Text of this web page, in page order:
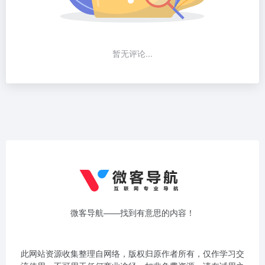
暂无评论...
微客导航——找到有意思的内容！
此网站资源收集整理自网络，版权归原作者所有，仅作学习交